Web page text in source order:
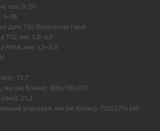
сек: 0–20
5–95
дуги TIG: Бесконтактный
TIG, мм: 1,0–4,0
MMA, мм: 1,5–5,0
15,7
мм (не более): 600х185х370
21,2
упаковки, мм (не более): 725х275х440